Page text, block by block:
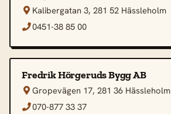
 Kalibergatan 3, 281 52 Hässleholm
0451-38 85 00
Fredrik Hörgeruds Bygg AB
 Gropevägen 17, 281 36 Hässleholm
070-877 33 37